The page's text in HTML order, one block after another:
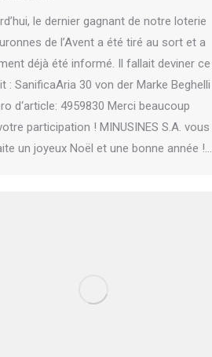
le dernier gagnant de notre loterie
de l’Avent a été tiré au sort et a
déjà été informé. Il fallait deviner ce
: SanificaAria 30 von der Marke Beghelli
d‘article: 4959830 Merci beaucoup
participation ! MINUSINES S.A. vous
un joyeux Noël et une bonne année !…